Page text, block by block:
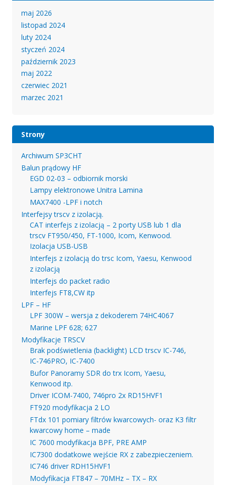
maj 2026
listopad 2024
luty 2024
styczeń 2024
październik 2023
maj 2022
czerwiec 2021
marzec 2021
Strony
Archiwum SP3CHT
Balun prądowy HF
EGD 02-03 – odbiornik morski
Lampy elektronowe Unitra Lamina
MAX7400 -LPF i notch
Interfejsy trscv z izolacją.
CAT interfejs z izolacją – 2 porty USB lub 1 dla
trscv FT950/450, FT-1000, Icom, Kenwood.
Izolacja USB-USB
Interfejs z izolacją do trsc Icom, Yaesu, Kenwood
z izolacją
Interfejs do packet radio
Interfejs FT8,CW itp
LPF – HF
LPF 300W – wersja z dekoderem 74HC4067
Marine LPF 628; 627
Modyfikacje TRSCV
Brak podświetlenia (backlight) LCD trscv IC-746,
IC-746PRO, IC-7400
Bufor Panoramy SDR do trx Icom, Yaesu,
Kenwood itp.
Driver ICOM-7400, 746pro 2x RD15HVF1
FT920 modyfikacja 2 LO
FTdx 101 pomiary filtrów kwarcowych- oraz K3 filtr
kwarcowy home – made
IC 7600 modyfikacja BPF, PRE AMP
IC7300 dodatkowe wejście RX z zabezpieczeniem.
IC746 driver RDH15HVF1
Modyfikacja FT847 – 70MHz – TX – RX